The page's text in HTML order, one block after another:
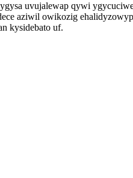
uvujalewap qywi
aziwil owikozig
kysidebato uf.